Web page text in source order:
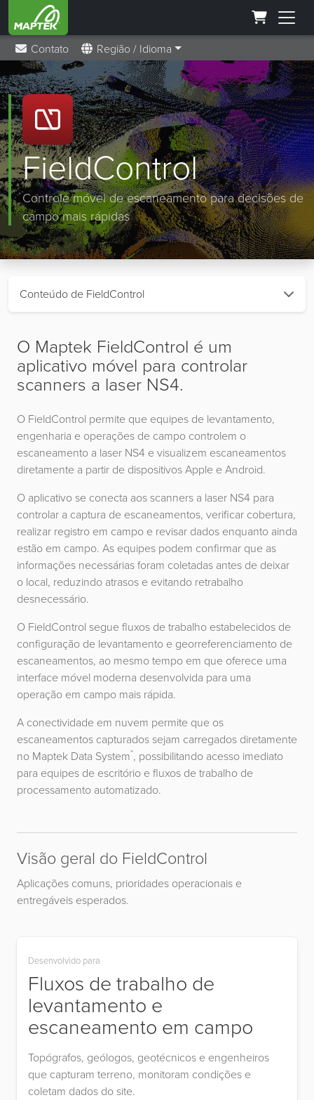
Contato Região / Idioma
FieldControl
Controle móvel de escaneamento para decisões de
campo mais rápidas
Conteúdo de FieldControl
O Maptek FieldControl é um
aplicativo móvel para controlar
scanners a laser NS4.
O FieldControl permite que equipes de levantamento,
engenharia e operações de campo controlem o
escaneamento a laser NS4 e visualizem escaneamentos
diretamente a partir de dispositivos Apple e Android.
O aplicativo se conecta aos scanners a laser NS4 para
controlar a captura de escaneamentos, verificar cobertura,
realizar registro em campo e revisar dados enquanto ainda
estão em campo. As equipes podem confirmar que as
informações necessárias foram coletadas antes de deixar
o local, reduzindo atrasos e evitando retrabalho
desnecessário.
O FieldControl segue fluxos de trabalho estabelecidos de
configuração de levantamento e georreferenciamento de
escaneamentos, ao mesmo tempo em que oferece uma
interface móvel moderna desenvolvida para uma
operação em campo mais rápida.
A conectividade em nuvem permite que os
escaneamentos capturados sejam carregados diretamente
no Maptek Data System*, possibilitando acesso imediato
para equipes de escritório e fluxos de trabalho de
processamento automatizado.
Visão geral do FieldControl
Aplicações comuns, prioridades operacionais e
entregáveis esperados.
Desenvolvido para
Fluxos de trabalho de
levantamento e
escaneamento em campo
Topógrafos, geólogos, geotécnicos e engenheiros
que capturam terreno, monitoram condições e
coletam dados do site.